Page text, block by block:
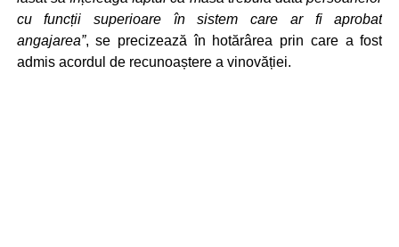
cu funcții superioare în sistem care ar fi aprobat
angajarea”, se precizează în hotărârea prin care a fost
admis acordul de recunoaștere a vinovăției.